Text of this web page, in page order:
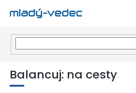
Prejsť
obsah
EUR
Balancuj: na cesty